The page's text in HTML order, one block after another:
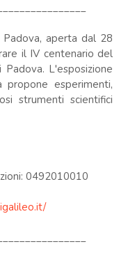
aperta dal 28
il IV centenario del
Padova. L'esposizione
esperimenti,
strumenti scientifici
0492010010